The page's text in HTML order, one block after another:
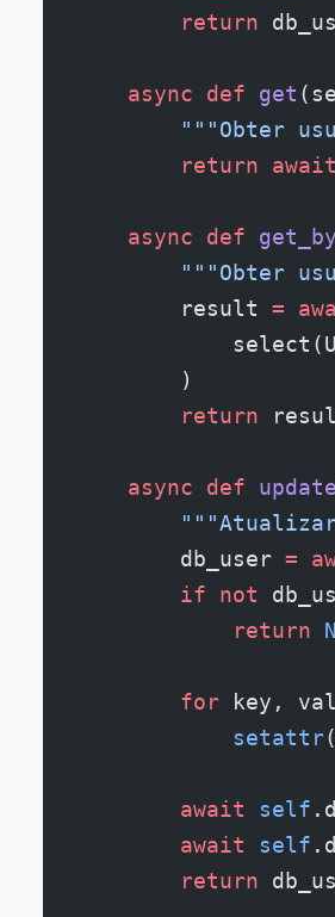
        return
    async
def get
"""Obter
        return
await
    async
def
"""Obter
        result
=
        )
        return
    async
def update
        db_user
=
        if
not
            return
        for
key,
            setattr
        await
self
        await
self
        return